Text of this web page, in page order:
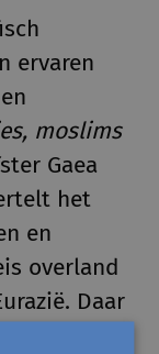
ervaren
moslims
Gaea
het
en
overland
Daar